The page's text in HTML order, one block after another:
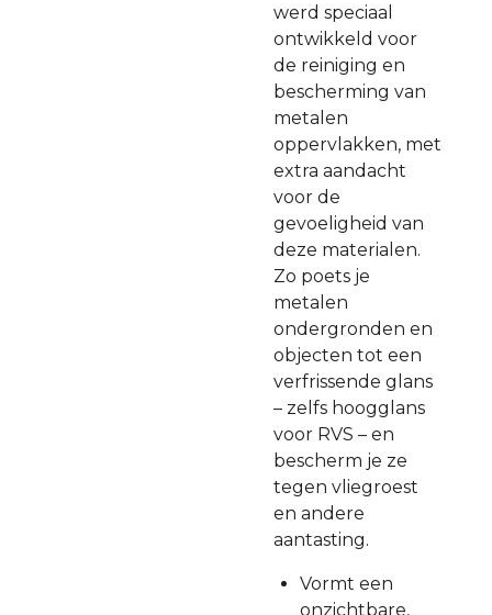
werd speciaal
ontwikkeld voor
de reiniging en
bescherming van
metalen
oppervlakken, met
extra aandacht
voor de
gevoeligheid van
deze materialen.
Zo poets je
metalen
ondergronden en
objecten tot een
verfrissende glans
– zelfs hoogglans
voor RVS – en
bescherm je ze
tegen vliegroest
en andere
aantasting.
Vormt een
onzichtbare,